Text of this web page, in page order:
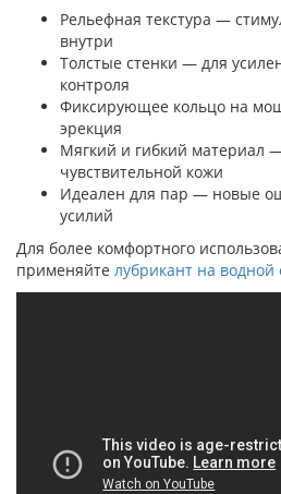
Рельефная текстура —
внутри
Толстые стенки — для
контроля
Фиксирующее кольцо на
эрекция
Мягкий и гибкий материал
чувствительной кожи
Идеален для пар — новые
усилий
Для более комфортного
применяйте лубрикант на водной